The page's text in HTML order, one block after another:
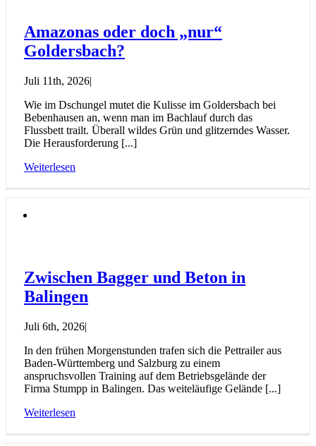
Amazonas oder doch „nur“
Goldersbach?
Juli 11th, 2026|
Wie im Dschungel mutet die Kulisse im Goldersbach bei
Bebenhausen an, wenn man im Bachlauf durch das
Flussbett trailt. Überall wildes Grün und glitzerndes Wasser.
Die Herausforderung [...]
Weiterlesen
Zwischen Bagger und Beton in
Balingen
Juli 6th, 2026|
In den frühen Morgenstunden trafen sich die Pettrailer aus
Baden-Württemberg und Salzburg zu einem
anspruchsvollen Training auf dem Betriebsgelände der
Firma Stumpp in Balingen. Das weiteläufige Gelände [...]
Weiterlesen